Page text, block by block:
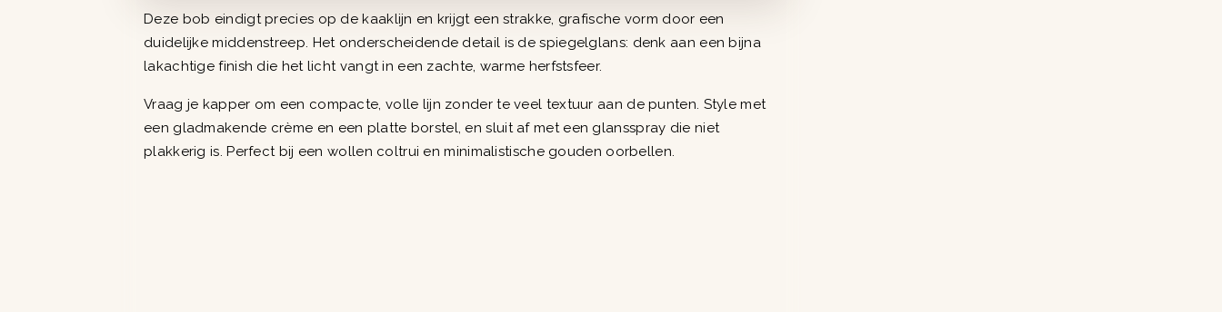
Deze bob eindigt precies op de kaaklijn en krijgt een strakke, grafische vorm door een
duidelijke middenstreep. Het onderscheidende detail is de spiegelglans: denk aan een bijna
lakachtige finish die het licht vangt in een zachte, warme herfstsfeer.
Vraag je kapper om een compacte, volle lijn zonder te veel textuur aan de punten. Style met
een gladmakende crème en een platte borstel, en sluit af met een glansspray die niet
plakkerig is. Perfect bij een wollen coltrui en minimalistische gouden oorbellen.